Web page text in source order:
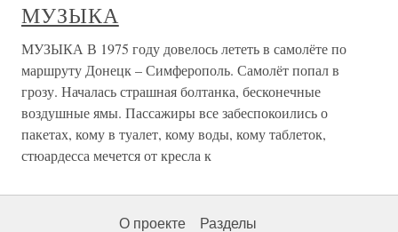
МУЗЫКА
МУЗЫКА В 1975 году довелось лететь в самолёте по
маршруту Донецк – Симферополь. Самолёт попал в
грозу. Началась страшная болтанка, бесконечные
воздушные ямы. Пассажиры все забеспокоились о
пакетах, кому в туалет, кому воды, кому таблеток,
стюардесса мечется от кресла к
О проекте Разделы